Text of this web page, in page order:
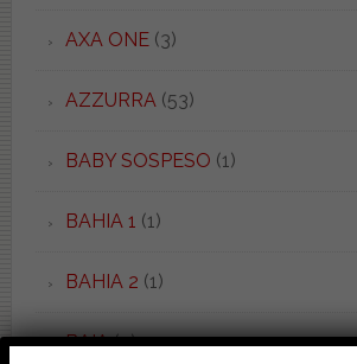
AXA ONE(3)
AZZURRA(53)
BABY SOSPESO (1)
BAHIA 1 (1)
BAHIA 2 (1)
BAIA(2)